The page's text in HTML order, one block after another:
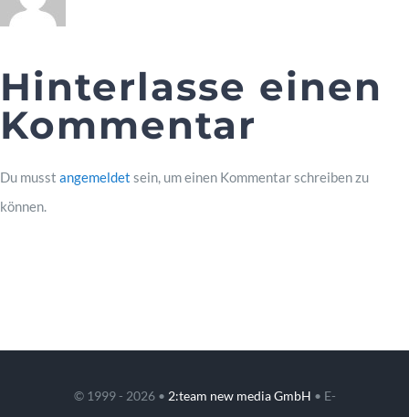
Hinterlasse einen
Kommentar
Du musst angemeldet sein, um einen Kommentar schreiben zu
können.
© 1999 - 2026 • 2:team new media GmbH • E-